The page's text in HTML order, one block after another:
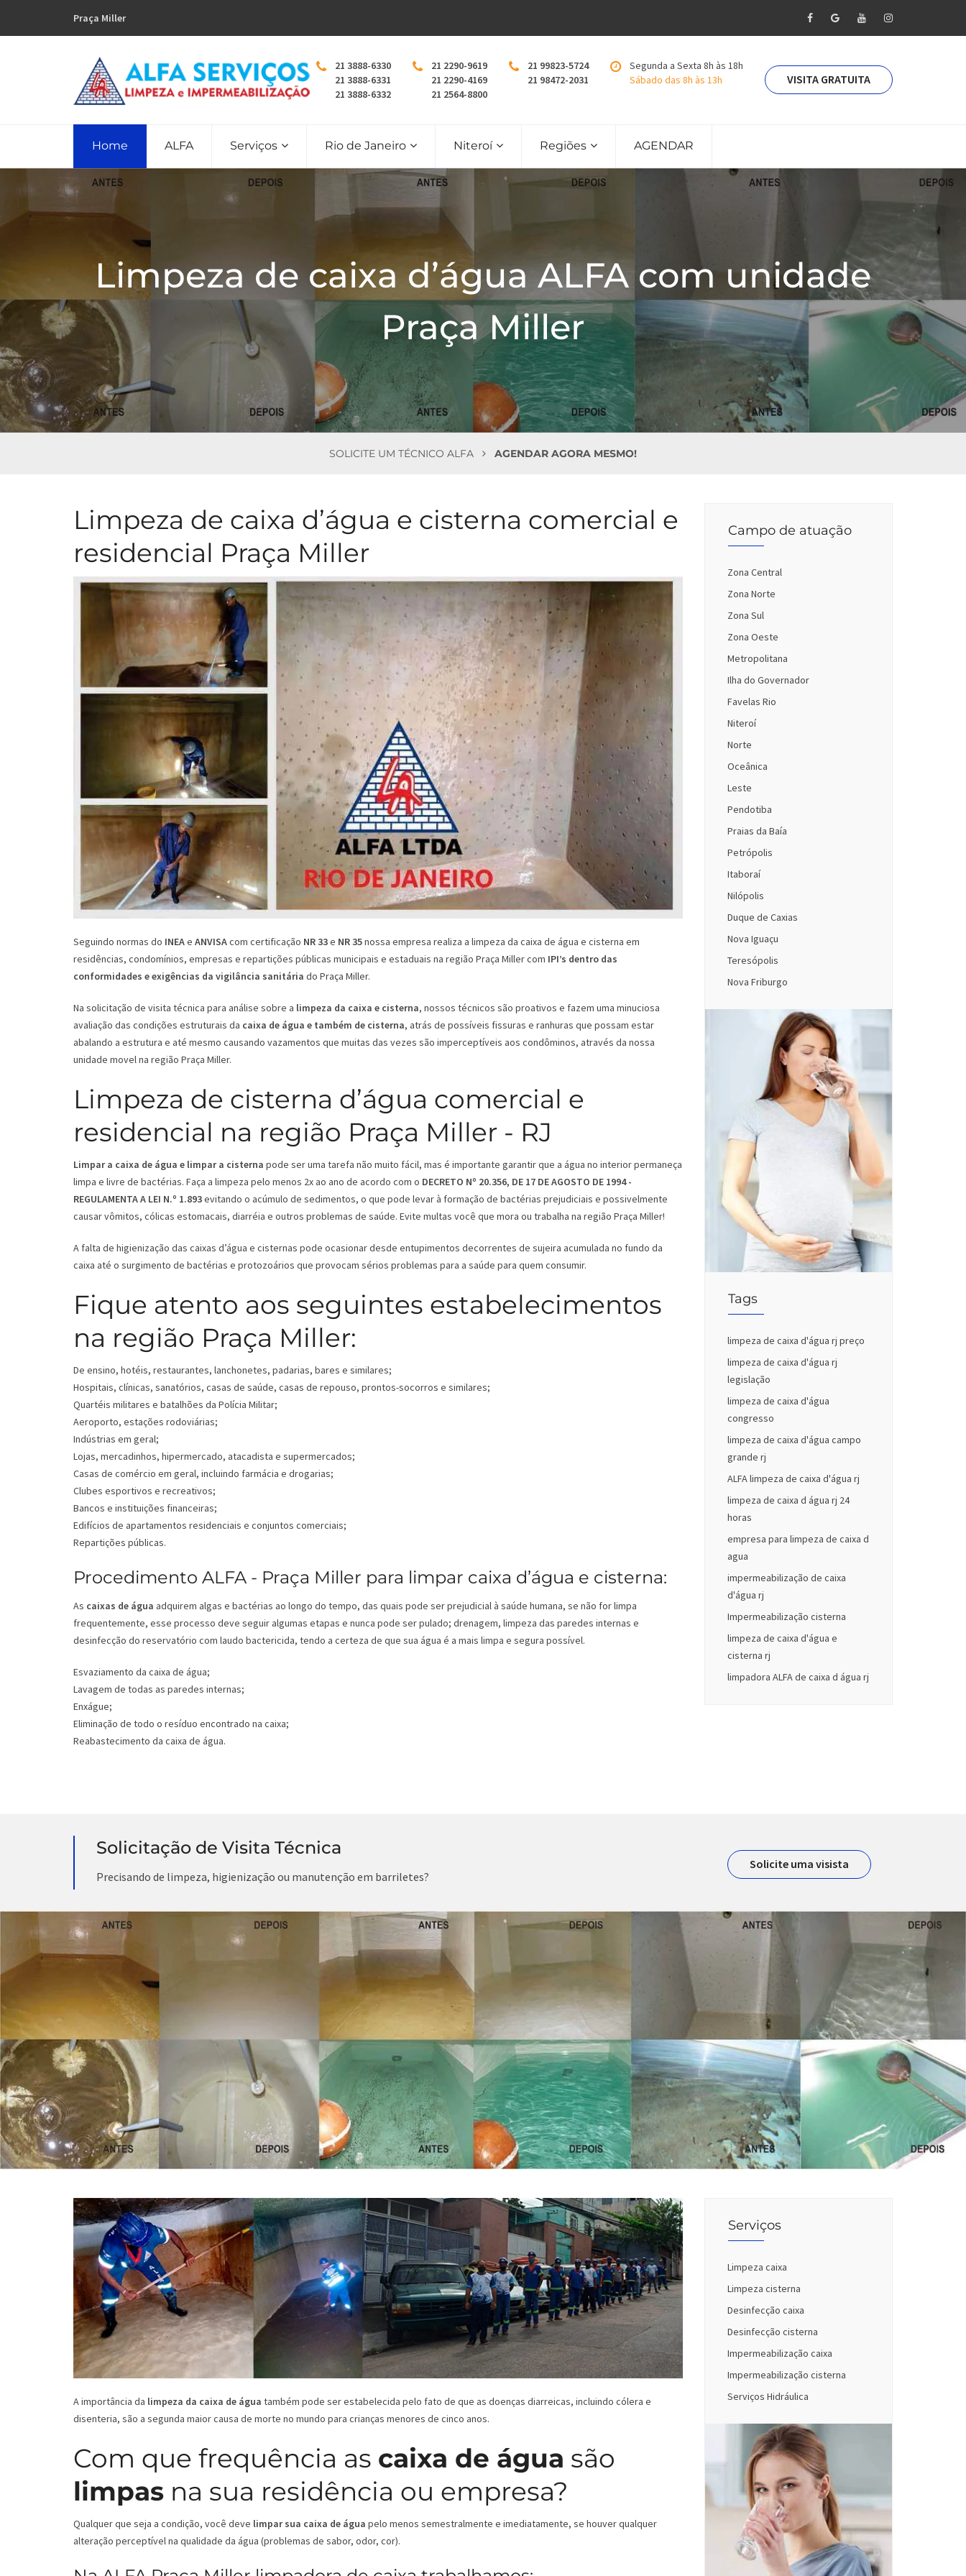
Praça Miller
21 3888-6330
21 3888-6331
21 3888-6332
21 2290-9619
21 2290-4169
21 2564-8800
21 99823-5724
21 98472-2031
Segunda a Sexta 8h às 18h
Sábado das 8h às 13h
VISITA GRATUITA
Home ALFA Serviços Rio de Janeiro Niteroí Regiões AGENDAR
Limpeza de caixa d’água ALFA com unidade
Praça Miller
SOLICITE UM TÉCNICO ALFA AGENDAR AGORA MESMO!
Campo de atuação
Zona Central
Zona Norte
Zona Sul
Zona Oeste
Metropolitana
Ilha do Governador
Favelas Rio
Niteroí
Norte
Oceânica
Leste
Pendotiba
Praias da Baía
Petrópolis
Itaboraí
Nilópolis
Duque de Caxias
Nova Iguaçu
Teresópolis
Nova Friburgo
Tags
limpeza de caixa d'água rj preço
limpeza de caixa d'água rj
legislação
limpeza de caixa d'água
congresso
limpeza de caixa d'água campo
grande rj
ALFA limpeza de caixa d'água rj
limpeza de caixa d água rj 24
horas
empresa para limpeza de caixa d
agua
impermeabilização de caixa
d'água rj
Impermeabilização cisterna
limpeza de caixa d'água e
cisterna rj
limpadora ALFA de caixa d água rj
Limpeza de caixa d’água e cisterna comercial e
residencial Praça Miller
Seguindo normas do INEAe ANVISAcom certificação NR 33e NR 35nossa empresa realiza a limpeza da caixa de água e cisterna em
residências, condomínios, empresas e repartições públicas municipais e estaduais na região Praça Miller com IPI’s dentro das
conformidades e exigências da vigilância sanitária do Praça Miller.
Na solicitação de visita técnica para análise sobre a limpeza da caixa e cisterna, nossos técnicos são proativos e fazem uma minuciosa
avaliação das condições estruturais da caixa de água e também de cisterna, atrás de possíveis fissuras e ranhuras que possam estar
abalando a estrutura e até mesmo causando vazamentos que muitas das vezes são imperceptíveis aos condôminos, através da nossa
unidade movel na região Praça Miller.
Limpeza de cisterna d’água comercial e
residencial na região Praça Miller - RJ
Limpar a caixa de água e limpar a cisterna pode ser uma tarefa não muito fácil, mas é importante garantir que a água no interior permaneça
limpa e livre de bactérias. Faça a limpeza pelo menos 2x ao ano de acordo com o DECRETO Nº 20.356, DE 17 DE AGOSTO DE 1994 -
REGULAMENTA A LEI N.º 1.893evitando o acúmulo de sedimentos, o que pode levar à formação de bactérias prejudiciais e possivelmente
causar vômitos, cólicas estomacais, diarréia e outros problemas de saúde. Evite multas você que mora ou trabalha na região Praça Miller!
A falta de higienização das caixas d’água e cisternas pode ocasionar desde entupimentos decorrentes de sujeira acumulada no fundo da
caixa até o surgimento de bactérias e protozoários que provocam sérios problemas para a saúde para quem consumir.
Fique atento aos seguintes estabelecimentos
na região Praça Miller:
De ensino, hotéis, restaurantes, lanchonetes, padarias, bares e similares;
Hospitais, clínicas, sanatórios, casas de saúde, casas de repouso, prontos-socorros e similares;
Quartéis militares e batalhões da Polícia Militar;
Aeroporto, estações rodoviárias;
Indústrias em geral;
Lojas, mercadinhos, hipermercado, atacadista e supermercados;
Casas de comércio em geral, incluindo farmácia e drogarias;
Clubes esportivos e recreativos;
Bancos e instituições financeiras;
Edifícios de apartamentos residenciais e conjuntos comerciais;
Repartições públicas.
Procedimento ALFA - Praça Miller para limpar caixa d’água e cisterna:
As caixas de água adquirem algas e bactérias ao longo do tempo, das quais pode ser prejudicial à saúde humana, se não for limpa
frequentemente, esse processo deve seguir algumas etapas e nunca pode ser pulado; drenagem, limpeza das paredes internas e
desinfecção do reservatório com laudo bactericida, tendo a certeza de que sua água é a mais limpa e segura possível.
Esvaziamento da caixa de água;
Lavagem de todas as paredes internas;
Enxágue;
Eliminação de todo o resíduo encontrado na caixa;
Reabastecimento da caixa de água.
Solicitação de Visita Técnica
Precisando de limpeza, higienização ou manutenção em barriletes?
Solicite uma visista
Serviços
Limpeza caixa
Limpeza cisterna
Desinfecção caixa
Desinfecção cisterna
Impermeabilização caixa
Impermeabilização cisterna
Serviços Hidráulica
A importância da limpeza da caixa de água também pode ser estabelecida pelo fato de que as doenças diarreicas, incluindo cólera e
disenteria, são a segunda maior causa de morte no mundo para crianças menores de cinco anos.
Com que frequência as caixa de água são
limpas na sua residência ou empresa?
Qualquer que seja a condição, você deve limpar sua caixa de água pelo menos semestralmente e imediatamente, se houver qualquer
alteração perceptível na qualidade da água (problemas de sabor, odor, cor).